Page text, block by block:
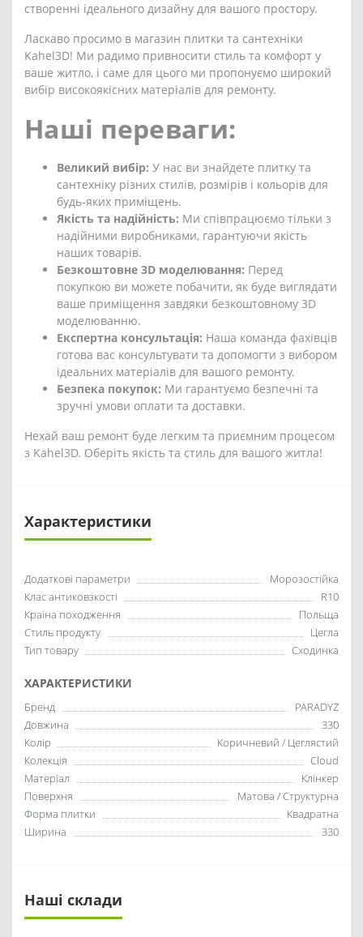
створенні ідеального дизайну для вашого простору.
Ласкаво просимо в магазин плитки та сантехніки
Kahel3D! Ми радимо привносити стиль та комфорт у
ваше житло, і саме для цього ми пропонуємо широкий
вибір високоякісних матеріалів для ремонту.
Наші переваги:
Великий вибір: У нас ви знайдете плитку та
сантехніку різних стилів, розмірів і кольорів для
будь-яких приміщень.
Якість та надійність: Ми співпрацюємо тільки з
надійними виробниками, гарантуючи якість
наших товарів.
Безкоштовне 3D моделювання: Перед
покупкою ви можете побачити, як буде виглядати
ваше приміщення завдяки безкоштовному 3D
моделюванню.
Експертна консультація: Наша команда фахівців
готова вас консультувати та допомогти з вибором
ідеальних матеріалів для вашого ремонту.
Безпека покупок: Ми гарантуємо безпечні та
зручні умови оплати та доставки.
Нехай ваш ремонт буде легким та приємним процесом
з Kahel3D. Оберіть якість та стиль для вашого житла!
Характеристики
Додаткові параметри
Морозостійка
Клас антиковзкості
R10
Країна походження
Польща
Стиль продукту
Цегла
Тип товару
Сходинка
ХАРАКТЕРИСТИКИ
Бренд
PARADYZ
Довжина
330
Колір
Коричневий / Цеглястий
Колекція
Cloud
Матеріал
Клінкер
Поверхня
Матова / Структурна
Форма плитки
Квадратна
Ширина
330
Наші склади